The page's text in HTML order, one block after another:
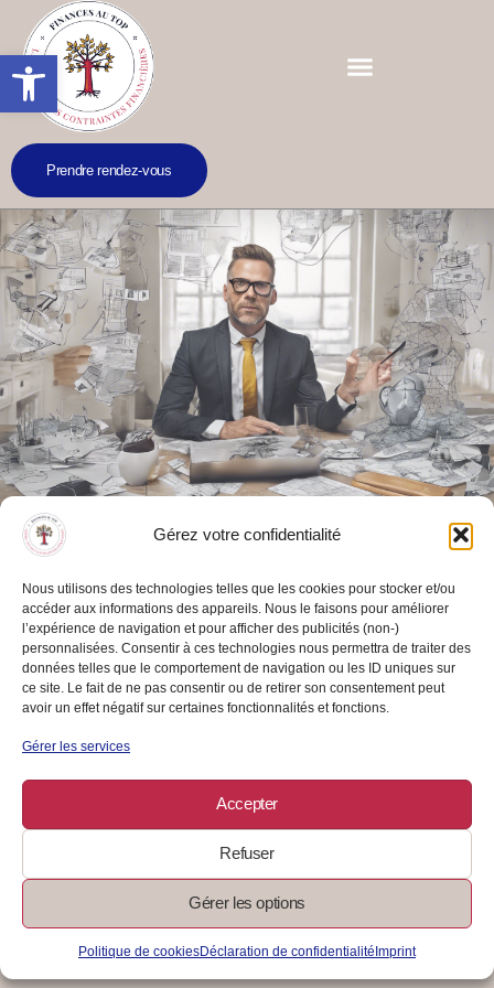
Gérez votre confidentialité
Nous utilisons des technologies telles que les cookies pour stocker et/ou
accéder aux informations des appareils. Nous le faisons pour améliorer
l’expérience de navigation et pour afficher des publicités (non-)
personnalisées. Consentir à ces technologies nous permettra de traiter des
données telles que le comportement de navigation ou les ID uniques sur
ce site. Le fait de ne pas consentir ou de retirer son consentement peut
avoir un effet négatif sur certaines fonctionnalités et fonctions.
Gérer les services
Accepter
Refuser
Gérer les options
Politique de cookiesDéclaration de confidentialitéImprint
Ouvrir la barre d’outils
Prendre rendez-vous
Micro-entreprise : avantages et
conditions
AUTO-ENTREPRENDRE
Augmenter ses revenus en créant une micro-entreprise, tout en
29/05/2024 / 0 Commentaire Lire La Suite